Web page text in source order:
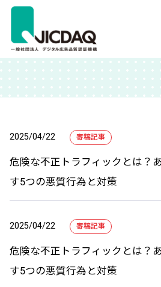
2025/04/22 寄稿記事
危険な不正トラフィックとは？
す5つの悪質行為と対策
2025/04/22 寄稿記事
危険な不正トラフィックとは？
す5つの悪質行為と対策